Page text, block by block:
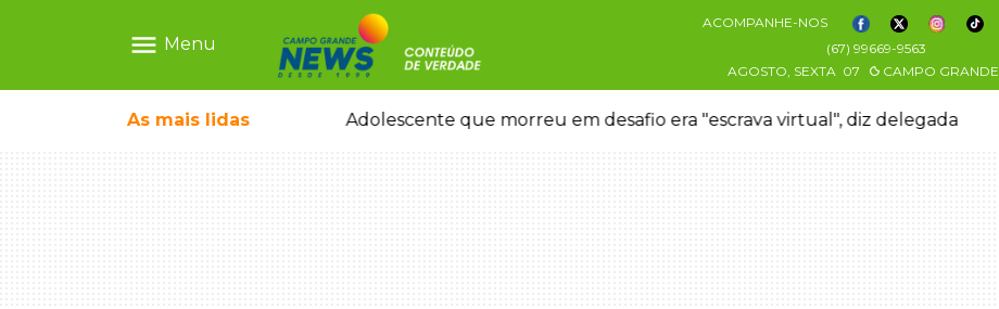
menu Menu
ACOMPANHE-NOS
(67) 99669-9563
AGOSTO, SEXTA 07 CAMPO GRANDE
As mais lidas
dos projetos fora do comum Adolescente que morreu em desafio era "escrava virtual", diz delegada